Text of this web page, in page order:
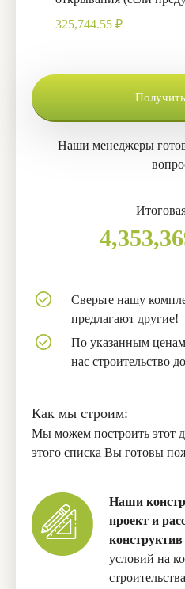
325,744.55 ₽
Наши менеджеры
Сверьте нашу
предлагают другие!
По указанным
нас строительство
Как мы строим:
Мы можем построить этот
этого списка Вы готовы
Наши
проект и
условий на